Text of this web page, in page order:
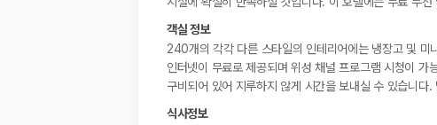
객실 정보
240개의 각각 다른 스타일의 인테리어에는 냉장고 및 미
인터넷이 무료로 제공되며 위성 채널 프로그램 시청이
구비되어 있어 지루하지 않게 시간을 보내실 수 있습니
식사정보